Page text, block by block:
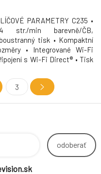
PARAMETRY C235 •
str./min barevně/ČB,
tisk • Kompaktní
• Integrované Wi-Fi
s Wi-Fi Direct® • Tisk
• Funkce
kopírování, skenování a
• Automatický
Jednoduché uživate
3
odoberať